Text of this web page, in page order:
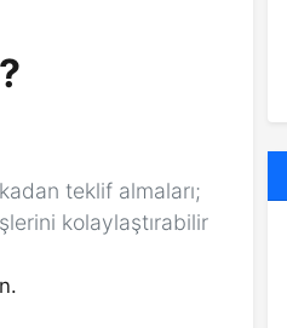
teklif almaları;
kolaylaştırabilir